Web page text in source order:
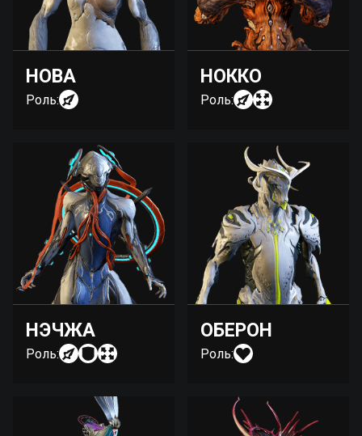
НОВА
Роль:
НОККО
Роль:
НЭЧЖА
Роль:
ОБЕРОН
Роль: